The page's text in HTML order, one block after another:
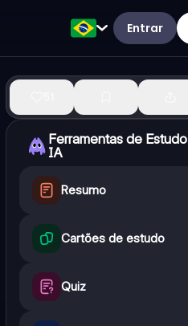
Entrar
Ferramentas de Estudo
IA
Resumo
Cartões de estudo
Quiz